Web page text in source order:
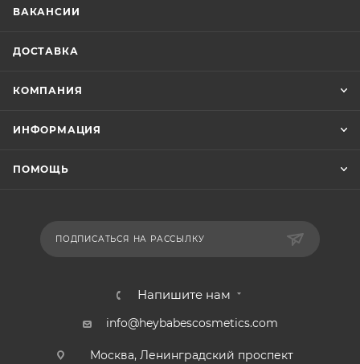
ВАКАНСИИ
ДОСТАВКА
КОМПАНИЯ
ИНФОРМАЦИЯ
ПОМОЩЬ
ПОДПИСАТЬСЯ НА РАССЫЛКУ
Напишите нам
info@heybabescosmetics.com
Москва, Ленинградский проспект